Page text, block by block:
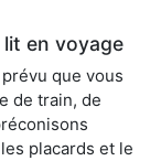
en voyage
que vous
de train, de
placards et le